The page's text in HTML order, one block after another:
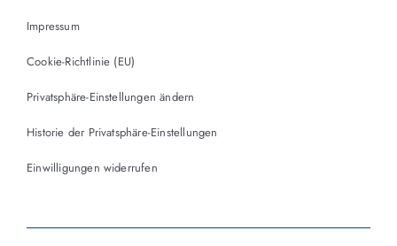
Impressum
Cookie-Richtlinie (EU)
Privatsphäre-Einstellungen ändern
Historie der Privatsphäre-Einstellungen
Einwilligungen widerrufen